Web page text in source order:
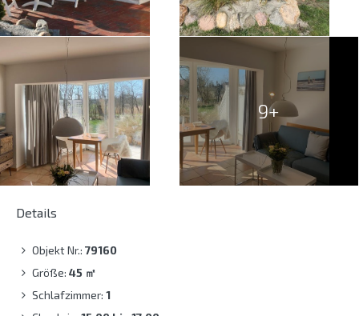
9+
Details
Objekt Nr.: 79160
Größe: 45 ㎡
Schlafzimmer: 1